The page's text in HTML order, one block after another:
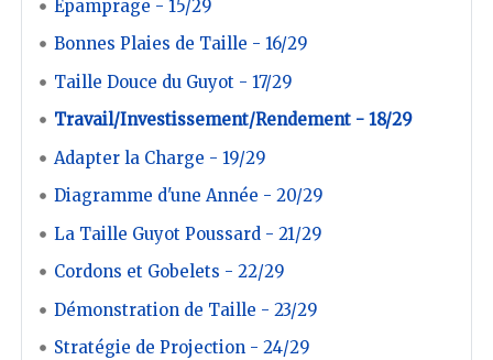
Épamprage - 15/29
Bonnes Plaies de Taille - 16/29
Taille Douce du Guyot - 17/29
Travail/Investissement/Rendement - 18/29
Adapter la Charge - 19/29
Diagramme d'une Année - 20/29
La Taille Guyot Poussard - 21/29
Cordons et Gobelets - 22/29
Démonstration de Taille - 23/29
Stratégie de Projection - 24/29